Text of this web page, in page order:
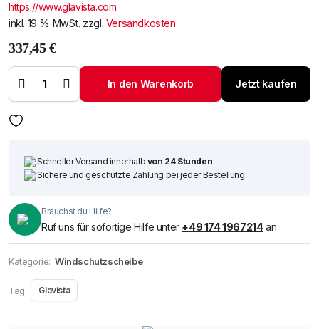
https://www.glavista.com
inkl. 19 % MwSt. zzgl. Versandkosten
337,45€
Windschutzscheibe /
Frontscheibe BMW
7er F01/02/04 12-
+Regen-Licht-
Sensor+LDW+Akustik
In den Warenkorb Jetzt kaufen
Schneller Versand innerhalb von 24 Stunden
Sichere und geschützte Zahlung bei jeder Bestellung
Brauchst du Hilfe?
Ruf uns für sofortige Hilfe unter +49 174 1967214an
Kategorie: Windschutzscheibe
Tag: Glavista